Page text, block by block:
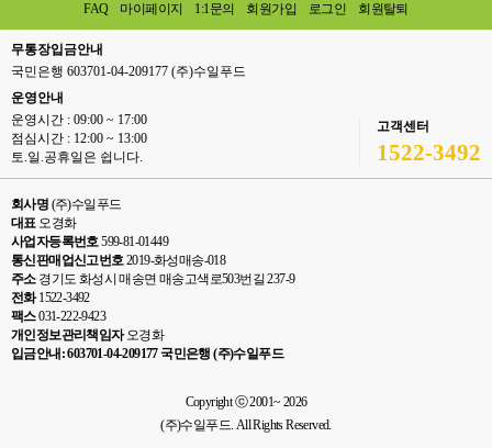
FAQ 마이페이지 1:1문의 회원가입 로그인 회원탈퇴
무통장입금안내
국민은행 603701-04-209177 (주)수일푸드
운영안내
운영시간 : 09:00 ~ 17:00
점심시간 : 12:00 ~ 13:00
토.일.공휴일은 쉽니다.
고객센터
1522-3492
회사명 (주)수일푸드
대표오경화
사업자등록번호599-81-01449
통신판매업신고번호2019-화성매송-018
주소경기도 화성시 매송면 매송고색로503번길 237-9
전화1522-3492
팩스031-222-9423
개인정보관리책임자오경화
입금안내: 603701-04-209177 국민은행 (주)수일푸드
Copyright ⓒ 2001~ 2026
(주)수일푸드. All Rights Reserved.